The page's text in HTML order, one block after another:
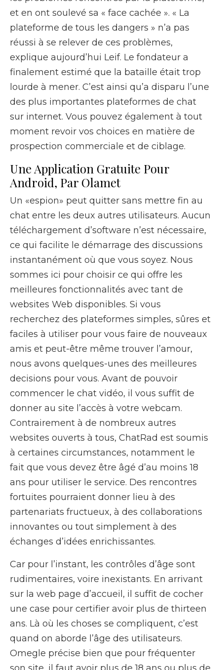
et en ont soulevé sa « face cachée ». « La
plateforme de tous les dangers » n’a pas
réussi à se relever de ces problèmes,
explique aujourd’hui Leif. Le fondateur a
finalement estimé que la bataille était trop
lourde à mener. C’est ainsi qu’a disparu l’une
des plus importantes plateformes de chat
sur internet. Vous pouvez également à tout
moment revoir vos choices en matière de
prospection commerciale et de ciblage.
Une Application Gratuite Pour
Android, Par Olamet
Un «espion» peut quitter sans mettre fin au
chat entre les deux autres utilisateurs. Aucun
téléchargement d’software n’est nécessaire,
ce qui facilite le démarrage des discussions
instantanément où que vous soyez. Nous
sommes ici pour choisir ce qui offre les
meilleures fonctionnalités avec tant de
websites Web disponibles. Si vous
recherchez des plateformes simples, sûres et
faciles à utiliser pour vous faire de nouveaux
amis et peut-être même trouver l’amour,
nous avons quelques-unes des meilleures
decisions pour vous. Avant de pouvoir
commencer le chat vidéo, il vous suffit de
donner au site l’accès à votre webcam.
Contrairement à de nombreux autres
websites ouverts à tous, ChatRad est soumis
à certaines circumstances, notamment le
fait que vous devez être âgé d’au moins 18
ans pour utiliser le service. Des rencontres
fortuites pourraient donner lieu à des
partenariats fructueux, à des collaborations
innovantes ou tout simplement à des
échanges d’idées enrichissantes.
Car pour l’instant, les contrôles d’âge sont
rudimentaires, voire inexistants. En arrivant
sur la web page d’accueil, il suffit de cocher
une case pour certifier avoir plus de thirteen
ans. Là où les choses se compliquent, c’est
quand on aborde l’âge des utilisateurs.
Omegle précise bien que pour fréquenter